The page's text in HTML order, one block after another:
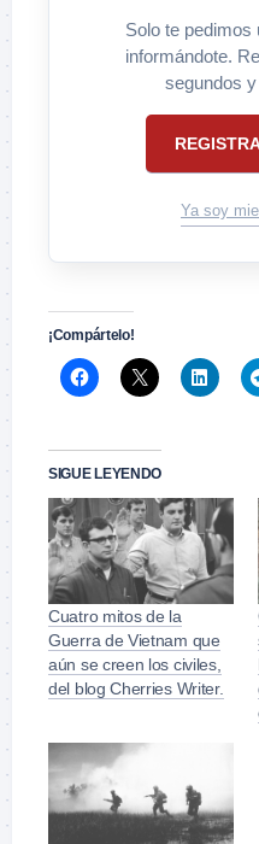
Solo te pedimos
informándote.
segundos
Ya soy
¡Compártelo!
SIGUE LEYENDO
Cuatro mitos de la
Guerra de Vietnam que
aún se creen los civiles,
del blog Cherries Writer.